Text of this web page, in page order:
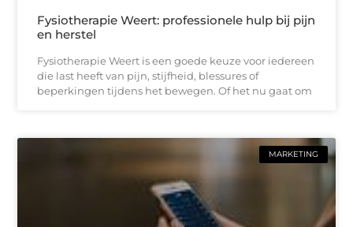
Fysiotherapie Weert: professionele hulp bij pijn
en herstel
Fysiotherapie Weert is een goede keuze voor iedereen
die last heeft van pijn, stijfheid, blessures of
beperkingen tijdens het bewegen. Of het nu gaat om
MARKETING